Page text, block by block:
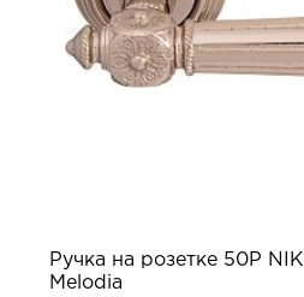
Ручка на розетке 50P
Melodia